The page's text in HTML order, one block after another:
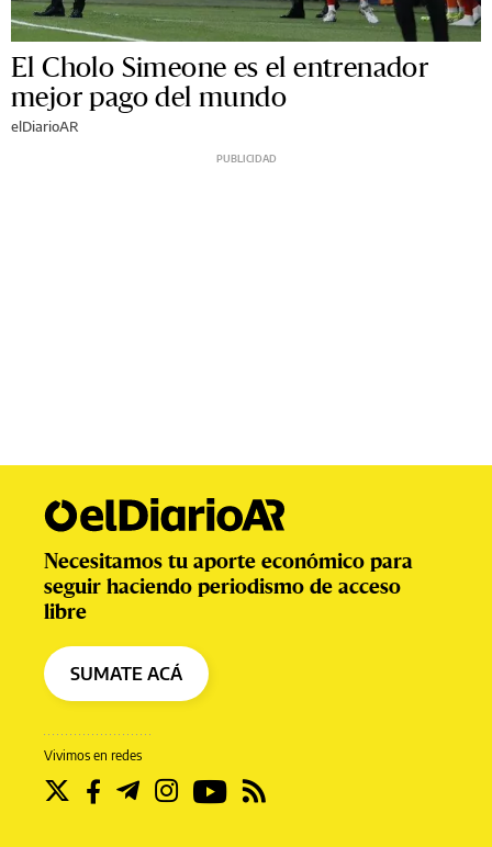
El Cholo Simeone es el entrenador
mejor pago del mundo
elDiarioAR
Vivimos en redes
Necesitamos tu aporte económico para
seguir haciendo periodismo de acceso
libre
SUMATE ACÁ